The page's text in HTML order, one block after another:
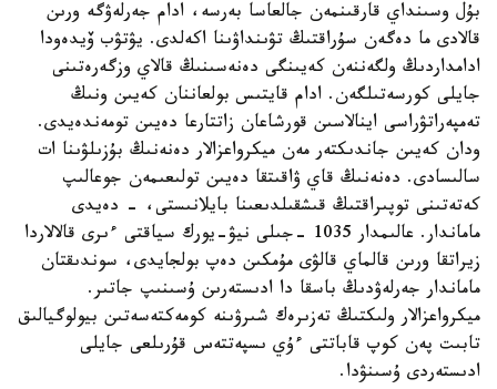
بۇل وسىنداي قارقىنمەن جالعاسا بەرسە، ادام جەرلەۋگە ورىن
قالادى ما دەگەن سۇراقتىڭ تۋىنداۋىنا اكەلدى. يۋتۋب ۆيدەودا
ادامداردىڭ ولگەننەن كەيىنگى دەنەسىنىڭ قالاي وزگەرەتىنى
جايلى كورسەتىلگەن. ادام قايتىس بولعاننان كەيىن ونىڭ
تەمپەراتۋراسى اينالاسىن قورشاعان زاتتارعا دەيىن تومەندەيدى.
ودان كەيىن جاندىكتەر مەن ميكرواعزالار دەنەنىڭ بۇزىلۋىنا ات
سالىسادى. دەنەنىڭ قاي ۋاقىتقا دەيىن تولىعىمەن جوعالىپ
كەتەتىنى توپىراقتىڭ قىشقىلدىعىنا بايلانىستى، - دەيدى
ماماندار. عالىمدار 1035 -جىلى نيۋ-يورك سياقتى ءىرى قالالاردا
زيراتقا ورىن قالماي قالۋى مۇمكىن دەپ بولجايدى، سوندىقتان
ماماندار جەرلەۋدىڭ باسقا دا ادىستەرىن ۇسىنىپ جاتىر.
ميكرواعزالار ولىكتىڭ تەزىرەك شىرۋىنە كومەكتەسەتىن بيولوگيالىق
تابىت پەن كوپ قاباتتى ءۇي ىسپەتتەس قۇرىلعى جايلى
ادىستەردى ۇسىنۋدا.